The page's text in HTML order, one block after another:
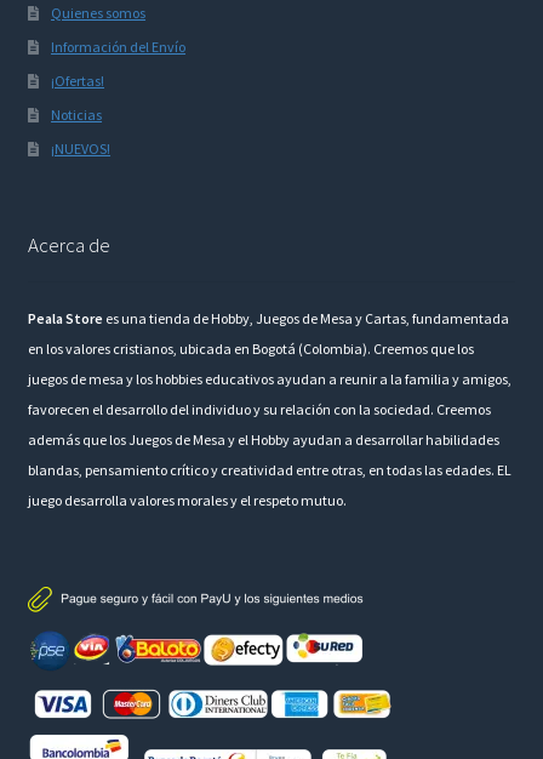
Quienes somos
Información del Envío
¡Ofertas!
Noticias
¡NUEVOS!
Acerca de
Peala Store es una tienda de Hobby, Juegos de Mesa y Cartas, fundamentada
en los valores cristianos, ubicada en Bogotá (Colombia). Creemos que los
juegos de mesa y los hobbies educativos ayudan a reunir a la familia y amigos,
favorecen el desarrollo del individuo y su relación con la sociedad. Creemos
además que los Juegos de Mesa y el Hobby ayudan a desarrollar habilidades
blandas, pensamiento crítico y creatividad entre otras, en todas las edades. EL
juego desarrolla valores morales y el respeto mutuo.